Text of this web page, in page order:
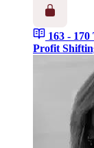
163 - 170
Profit